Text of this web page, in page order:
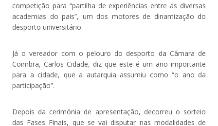
competição para “partilha de experiências entre as diversas
academias do pais”, um dos motores de dinamização do
desporto universitário.
Já o vereador com o pelouro do desporto da Câmara de
Coimbra, Carlos Cidade, diz que este é um ano importante
para a cidade, que a autarquia assumiu como “o ano da
participação”.
Depois da cerimónia de apresentação, decorreu o sorteio
das Fases Finais, que se vai disputar nas modalidades de